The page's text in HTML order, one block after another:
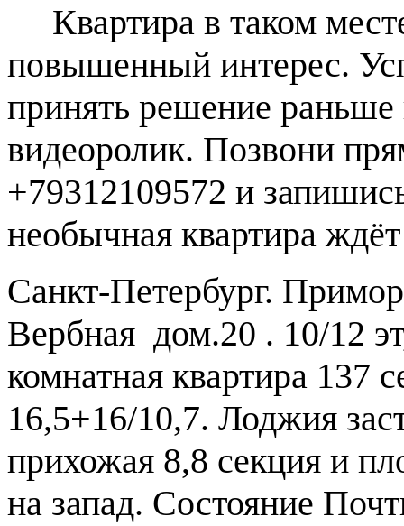
Квартира в таком
повышенный интерес.
принять решение
видеоролик. Позвони
+79312109572 и
необычная квартира
Санкт-Петербург.
Вербная дом.20 . 10/12
комнатная квартира 137
16,5+16/10,7. Лоджия
прихожая 8,8 секция и
на запад. Состояние